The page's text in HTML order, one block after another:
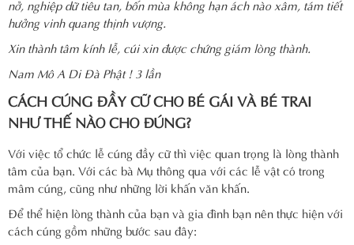
nở, nghiệp dữ tiêu tan, bốn mùa không hạn ách nào xâm, tám tiết
hưởng vinh quang thịnh vượng.
Xin thành tâm kính lễ, cúi xin được chứng giám lòng thành.
Nam Mô A Di Đà Phật ! 3 lần
CÁCH CÚNG ĐẦY CỮ CHO BÉ GÁI VÀ BÉ TRAI
NHƯ THẾ NÀO CHO ĐÚNG?
Với việc tổ chức lễ cúng đầy cữ thì việc quan trọng là lòng thành
tâm của bạn. Với các bà Mụ thông qua với các lễ vật có trong
mâm cúng, cũng như những lời khấn văn khấn.
Để thể hiện lòng thành của bạn và gia đình bạn nên thực hiện với
cách cúng gồm những bước sau đây: